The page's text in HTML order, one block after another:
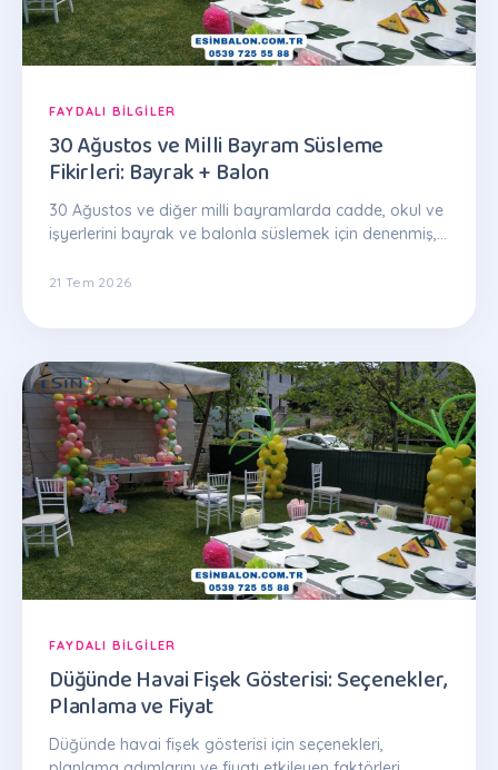
FAYDALI BILGILER
30 Ağustos ve Milli Bayram Süsleme
Fikirleri: Bayrak + Balon
30 Ağustos ve diğer milli bayramlarda cadde, okul ve
işyerlerini bayrak ve balonla süslemek için denenmiş,
21 Tem 2026
FAYDALI BILGILER
Düğünde Havai Fişek Gösterisi: Seçenekler,
Planlama ve Fiyat
Düğünde havai fişek gösterisi için seçenekleri,